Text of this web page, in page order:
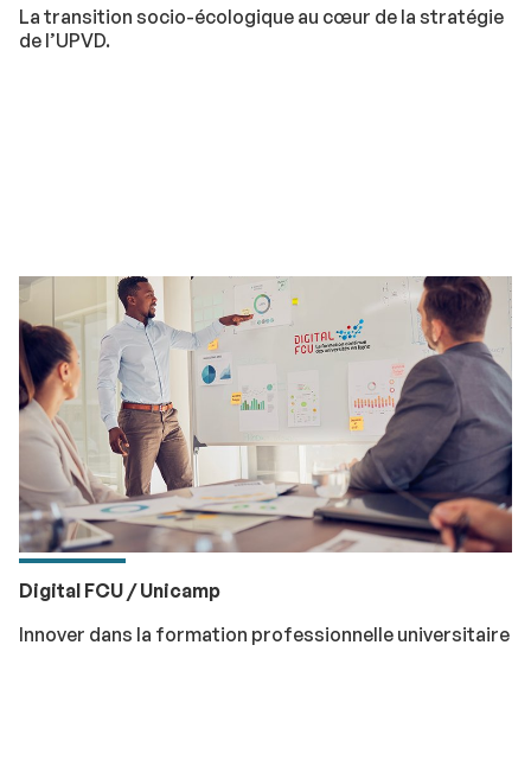
La transition socio-écologique au cœur de la stratégie
de l’UPVD.
Digital FCU / Unicamp
Innover dans la formation professionnelle universitaire